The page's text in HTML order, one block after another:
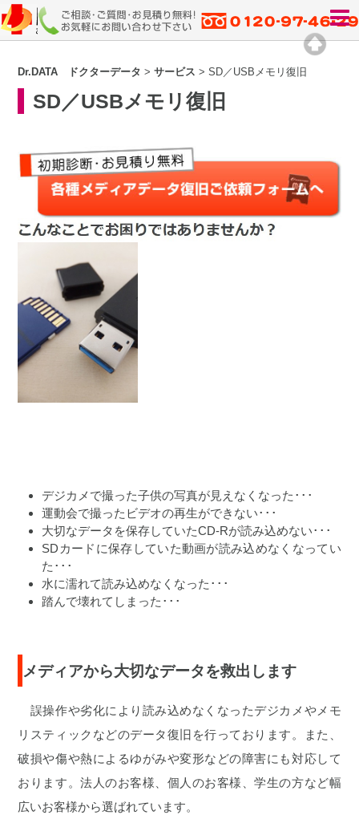
Dr.DATA ドクターデータ >サービス >SD／USBメモリ復旧
SD／USBメモリ復旧
デジカメで撮った子供の写真が見えなくなった･･･
運動会で撮ったビデオの再生ができない･･･
大切なデータを保存していたCD-Rが読み込めない･･･
SDカードに保存していた動画が読み込めなくなってい
た･･･
水に濡れて読み込めなくなった･･･
踏んで壊れてしまった･･･
メディアから大切なデータを救出します
誤操作や劣化により読み込めなくなったデジカメやメモ
リスティックなどのデータ復旧を行っております。また、
破損や傷や熱によるゆがみや変形などの障害にも対応して
おります。法人のお客様、個人のお客様、学生の方など幅
広いお客様から選ばれています。